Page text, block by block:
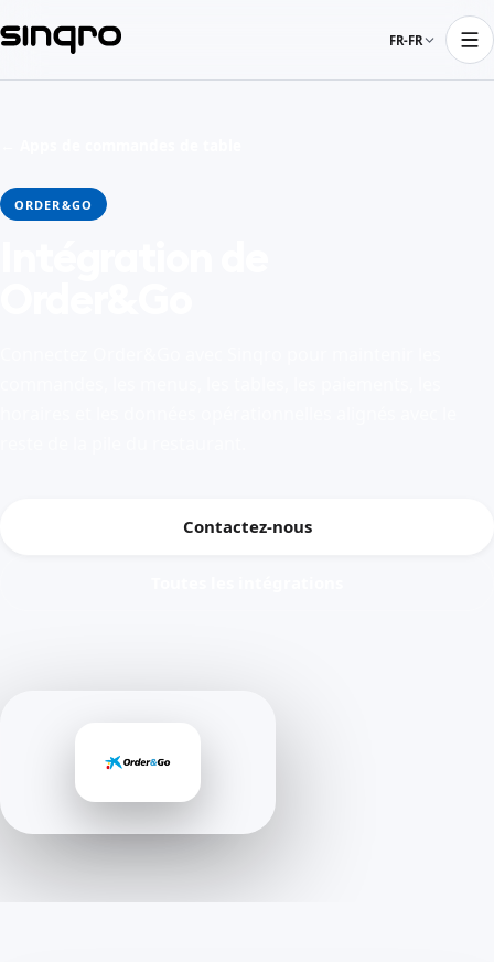
FR-FR
ORDER&GO
Contactez-nous